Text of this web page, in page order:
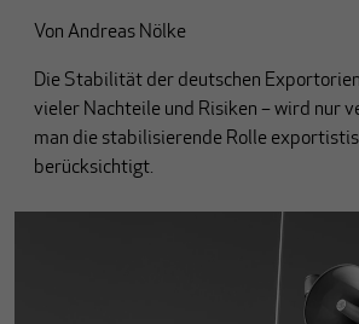
Von Andreas Nölke
Die Stabilität der deutschen
vieler Nachteile und Risiken – wird nur
man die stabilisierende Rolle
berücksichtigt.